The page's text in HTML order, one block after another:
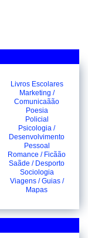
Livros Escolares
Marketing /
Comunicaãão
Poesia
Policial
Psicologia /
Desenvolvimento
Pessoal
Romance / Ficãão
Saãde / Desporto
Sociologia
Viagens / Guias /
Mapas